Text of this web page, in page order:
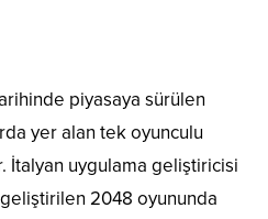
piyasaya sürülen
yer alan tek oyunculu
İtalyan uygulama geliştiricisi
2048 oyununda